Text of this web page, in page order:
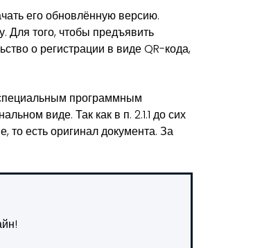
его обновлённую версию.
Для того, чтобы предъявить
о регистрации в виде QR-кода,
программным
виде. Так как в п. 2.1.1 до сих
то есть оригинал документа. За